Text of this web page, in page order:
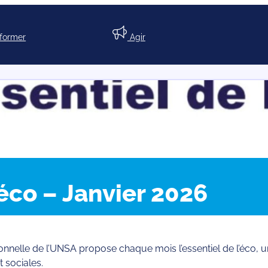
Agir
– Janvier 2026
de l’UNSA propose chaque mois l’essentiel de l’éco,
sociales.